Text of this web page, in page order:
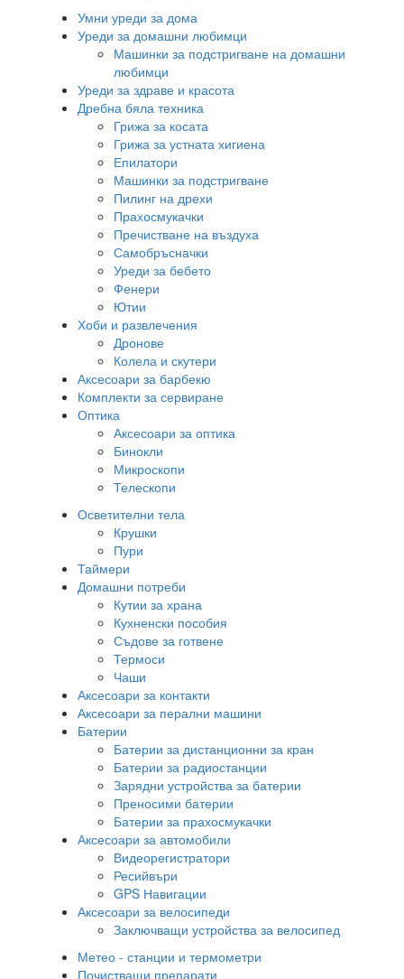
Умни уреди за дома
Уреди за домашни любимци
Машинки за подстригване на домашни
любимци
Уреди за здраве и красота
Дребна бяла техника
Грижа за косата
Грижа за устната хигиена
Епилатори
Машинки за подстригване
Пилинг на дрехи
Прахосмукачки
Пречистване на въздуха
Самобръсначки
Уреди за бебето
Фенери
Ютии
Хоби и развлечения
Дронове
Колела и скутери
Аксесоари за барбекю
Комплекти за сервиране
Оптика
Аксесоари за оптика
Бинокли
Микроскопи
Телескопи
Осветителни тела
Крушки
Пури
Таймери
Домашни потреби
Кутии за храна
Кухненски пособия
Съдове за готвене
Термоси
Чаши
Аксесоари за контакти
Аксесоари за перални машини
Батерии
Батерии за дистанционни за кран
Батерии за радиостанции
Зарядни устройства за батерии
Преносими батерии
Батерии за прахосмукачки
Аксесоари за автомобили
Видеорегистратори
Ресийвъри
GPS Навигации
Аксесоари за велосипеди
Заключващи устройства за велосипед
Метео - станции и термометри
Почистващи препарати